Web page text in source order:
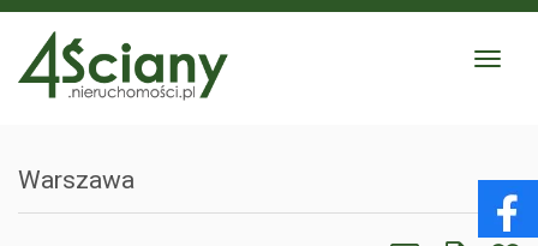
Toggle
Warszawa